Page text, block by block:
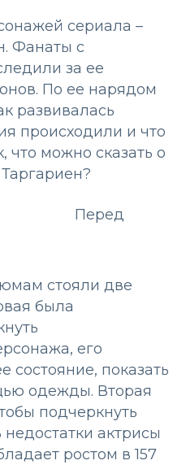
сериала –
Фанаты с
за ее
По ее нарядом
развивалась
происходили и что
что можно сказать о
Перед
стояли две
была
его
состояние, показать
одежды. Вторая
подчеркнуть
актрисы
ростом в 157